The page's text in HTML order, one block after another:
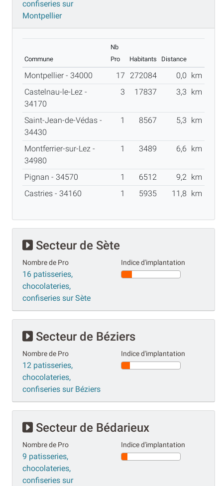
confiseries sur
Montpellier
Commune
Nb
Pro
Habitants Distance
Montpellier - 34000 17 272084 0,0
km
Castelnau-le-Lez -
34170
3 17837 3,3 km
Saint-Jean-de-Védas -
34430
1 8567 5,3 km
Montferrier-sur-Lez -
34980
1 3489 6,6 km
Pignan - 34570 1 6512 9,2 km
Castries - 34160
1 5935 11,8 km
Secteur de Sète
Nombre de Pro
16 patisseries,
chocolateries,
confiseries sur Sète
Indice d'implantation
Secteur de Béziers
Nombre de Pro
12 patisseries,
chocolateries,
confiseries sur Béziers
Indice d'implantation
Secteur de Bédarieux
Nombre de Pro
9 patisseries,
chocolateries,
confiseries sur
Indice d'implantation